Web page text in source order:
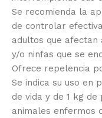
Se recomienda la
de controlar
adultos que
y/o ninfas que se
Ofrece repelencia
Se indica su uso en
de vida y de 1 kg
animales enfermos